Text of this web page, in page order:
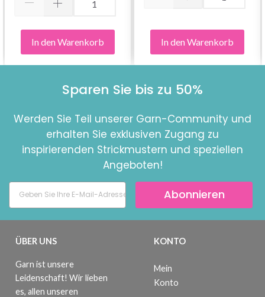
In den Warenkorb In den Warenkorb
Sparen Sie bis zu 50%
Werden Sie Teil unserer Garn-Community und
erhalten Sie exklusiven Zugang zu
inspirierenden Strickmustern und speziellen
Angeboten!
Abonnieren
ÜBER UNS
Garn ist unsere
Leidenschaft! Wir lieben
es, allen unseren
KONTO
Mein
Konto